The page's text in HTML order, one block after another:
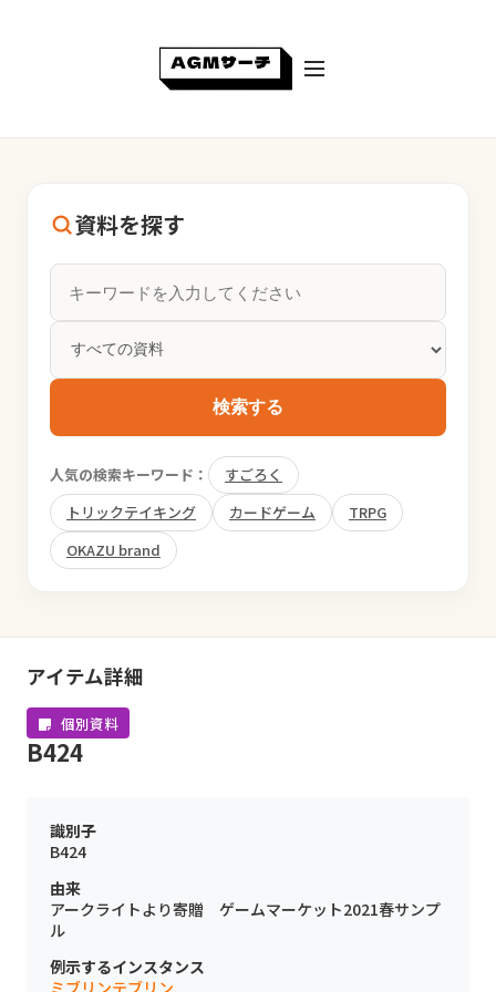
資料を探す
検索する
人気の検索キーワード：
すごろく
トリックテイキング
カードゲーム
TRPG
OKAZU brand
アイテム詳細
個別資料
B424
識別子
B424
由来
アークライトより寄贈 ゲームマーケット2021春サンプ
ル
例示するインスタンス
ミブリンテブリン